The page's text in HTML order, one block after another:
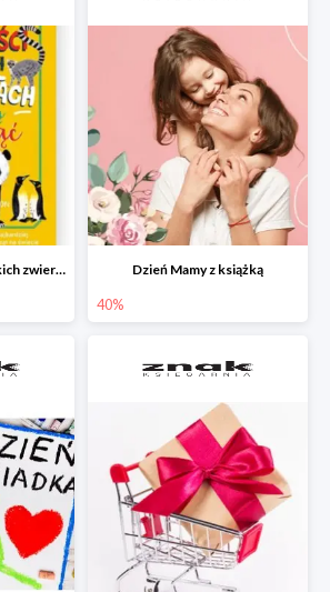
-50% Opowieści o dzikich zwierzętach Dzień Mamy z książką
40%